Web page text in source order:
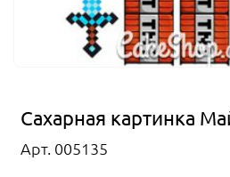
Сахарная картинка
Арт. 005135